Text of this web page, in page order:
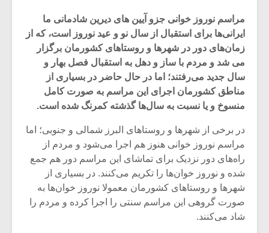
مراسم نوروز خوانی جزو آیین های دیرین شادمانی ما
ایرانی‌ها برای استقبال از سال نو و عید نوروز است، که از
زمان‌های دور در شهرها و روستاهای کشورمان برگزار
می‌ شد و مردم با ساز و دهل به استقبال فصل بهار و
سال جدید می‌رفتند؛ اما در حال حاضر در بسیاری از
مناطق کشورمان اجرای این مراسم به صورت کامل
منسوخ و یا نسبت به سال‌ها گذشته کمرنگ شده است.
در برخی از شهرها و روستاهای البرز شمالی و جنوبی؛ اما
مراسم نوروز خوانی هنوز هم اجرا می‌شود و مردم از
راه‌های دور نزدیک برای تماشای این مراسم دور هم جمع
شده و نوروز خوان‌ها را تکریم می‌کنند. در بسیاری از
شهرها و روستاهای کشورمان معمولا نوروز خوان‌ها به
صورت گروهی این مراسم سنتی را اجرا کرده و مردم را
شاد می‌کنند.